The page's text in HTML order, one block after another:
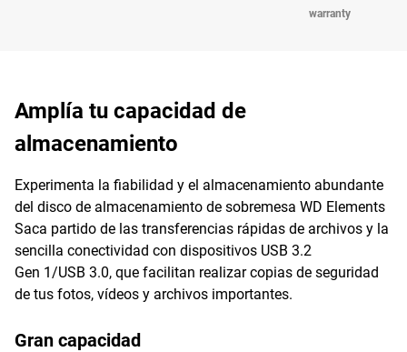
warranty
Amplía tu capacidad de
almacenamiento
Experimenta la fiabilidad y el almacenamiento abundante
del disco de almacenamiento de sobremesa WD Elements
Saca partido de las transferencias rápidas de archivos y la
sencilla conectividad con dispositivos USB 3.2
Gen 1/USB 3.0, que facilitan realizar copias de seguridad
de tus fotos, vídeos y archivos importantes.
Gran capacidad